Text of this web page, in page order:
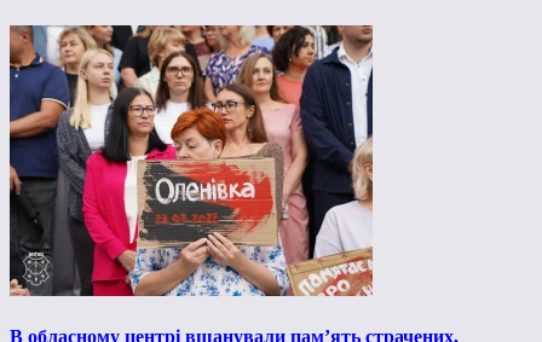
В обласному центрі вшанували пам’ять страчених,